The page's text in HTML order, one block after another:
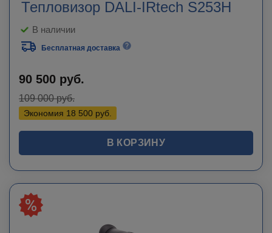
Тепловизор DALI-IRtech S253H
В наличии
Бесплатная доставка
90 500 руб.
109 000руб.
Экономия 18 500 руб.
В КОРЗИНУ